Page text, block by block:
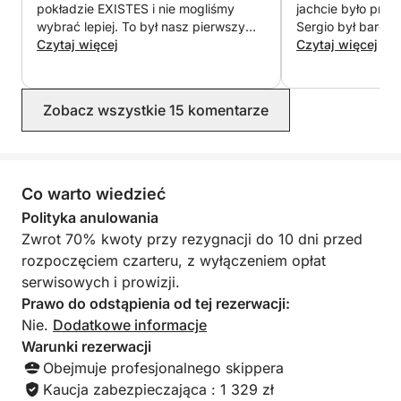
Galeria, ciepła woda, stereo, piekarnik, lodówka,
przybory kuchenne, radio AM/FM, odtwarzacz CD,
telewizor, słodka woda, kuchenka gazowa, wtyczka
pokładzie EXISTES i nie mogliśmy
wybrać lepiej. To był nasz pierwszy
rejs i przybyliśmy bez żadnego
jasno, dodając nam pewności siebie i
pozwalając nam cieszyć się
doskonałe, a łódź była idealnie
wyposażona we wszystko, czego
potrzebowaliśmy. Po prostu
musieliśmy się zrelaksować i cieszyć
morzem. Chcemy podkreślić
profesjonalizm, cierpliwość,
przystępność, dobre usposobienie i
życzliwość Sergia. Z pewnością
wrócimy w przyszłym roku.
Czytaj więcej
jachcie było
Sergio był
Czytaj więcej
Zobacz wszystkie 15 komentarze
Co warto wiedzieć
Polityka anulowania
Zwrot 70% kwoty przy rezygnacji do 10 dni przed
rozpoczęciem czarteru, z wyłączeniem opłat
serwisowych i prowizji.
Prawo do odstąpienia od tej rezerwacji:
Nie. Dodatkowe informacje
Warunki rezerwacji
Obejmuje profesjonalnego skippera
Kaucja zabezpieczająca : 1 329 zł